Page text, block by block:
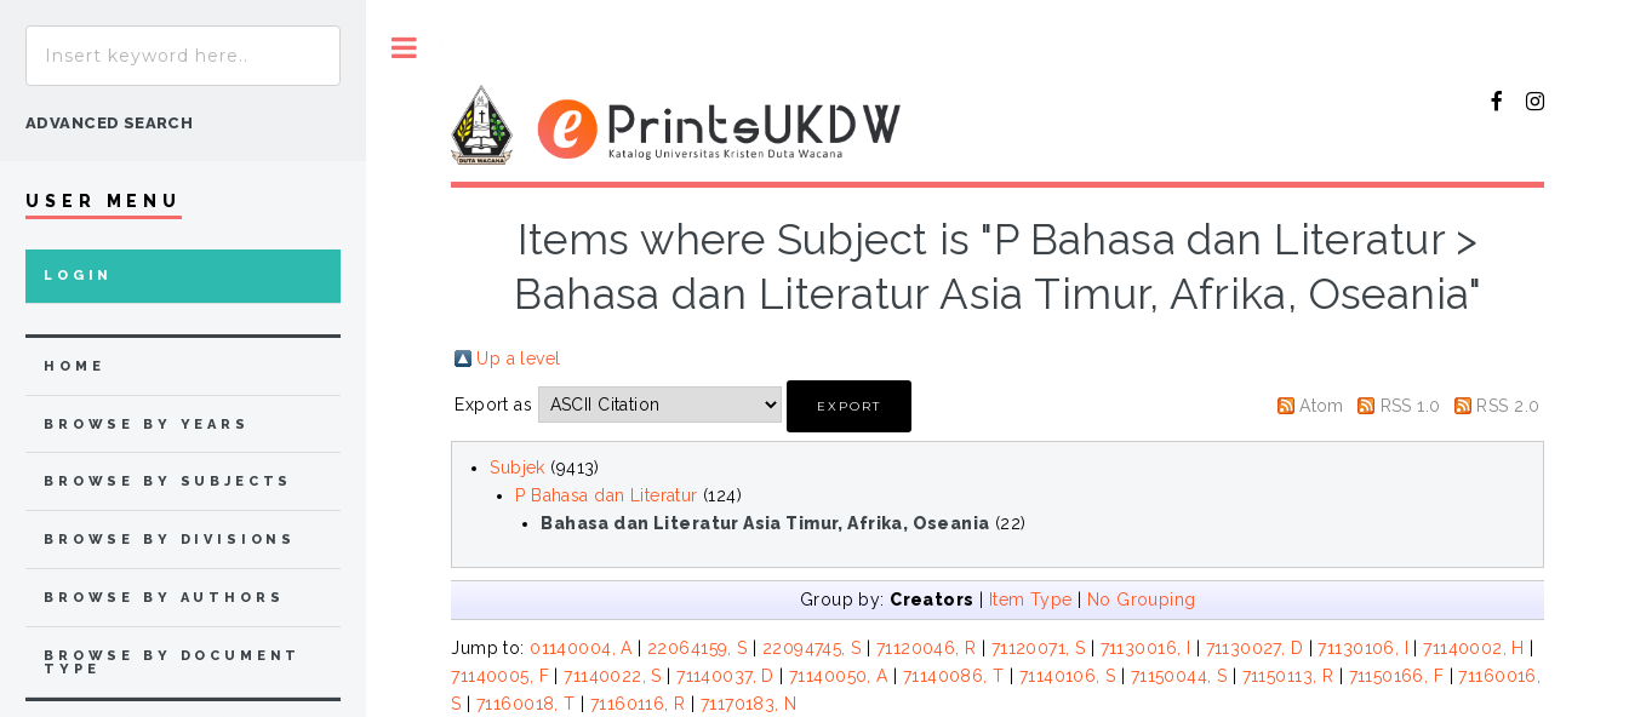
Items where Subject is "P Bahasa dan Literatur >
Bahasa dan Literatur Asia Timur, Afrika, Oseania"
Up a level
Export as Atom RSS 1.0 RSS 2.0
Subjek (9413)
P Bahasa dan Literatur (124)
Bahasa dan Literatur Asia Timur, Afrika, Oseania (22)
Group by: Creators Item Type No Grouping
Jump to: 01140004, A 22064159, S 22094745, S 71120046, R 71120071, S 71130016, I 71130027, D |71130106, I |71140002, H
71140005, F |71140022, S |71140037, D |71140050, A 71140086, T 71140106, S 71150044, S 71150113, R 71150166, F |71160016,
S |71160018, T 71160116, R 71170183, N
ADVANCED SEARCH
USER MENU
LOGIN
HOME
BROWSE BY YEARS
BROWSE BY SUBJECTS
BROWSE BY DIVISIONS
BROWSE BY AUTHORS
BROWSE BY DOCUMENT
TYPE